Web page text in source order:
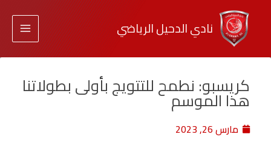
نادي الدحيل الرياضي
كريسبو: نطمح للتتويج بأولى بطولاتنا
هذا الموسم
مارس 26, 2023